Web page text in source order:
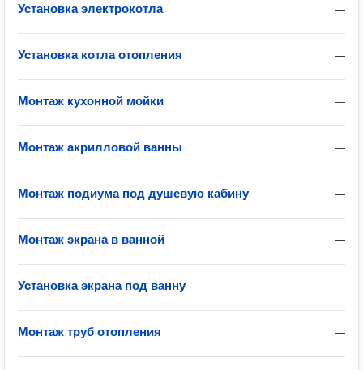
—
Установка электрокотла
—
Установка котла отопления
—
Монтаж кухонной мойки
—
Монтаж акрилловой ванны
—
Монтаж подиума под душевую кабину
—
Монтаж экрана в ванной
—
Установка экрана под ванну
—
Монтаж труб отопления